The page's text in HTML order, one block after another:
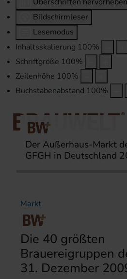
Bildschirmleser
Lesemodus
Inhaltsskalierung 100%
Schriftgröße 100%
Zeilenhöhe 100%
Buchstabenabstand 100%
Startseite Themen Markt
Der Außerhaus-Markt
GFGH in Deutschland
Markt
Die 40 größten
Brauereigruppen
31. Dezember